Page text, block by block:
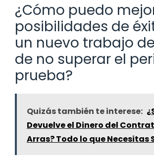
¿Cómo puedo
posibilidades de
un nuevo trabajo
de no superar el
prueba?
Quizás también te interese:
Devuelve el Dinero del
Arras? Todo lo que Necesitas